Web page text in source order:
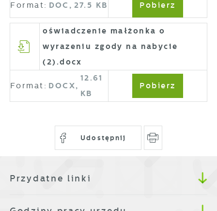
Format: DOC, 27.5 KB Pobierz
oświadczenie małżonka o
wyrazeniu zgody na nabycie
(2).docx
Format: DOCX,
12.61
KB
Pobierz
Udostępnij
Przydatne linki